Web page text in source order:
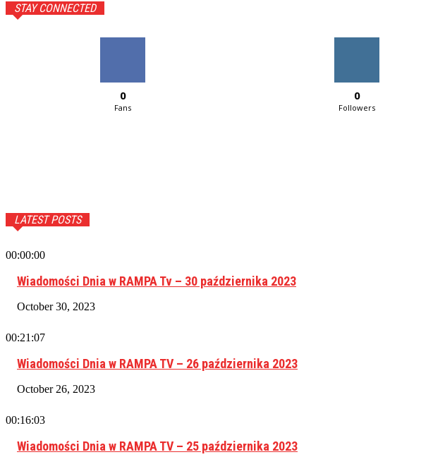
STAY CONNECTED
0
Fans
0
Followers
LATEST POSTS
00:00:00
Wiadomości Dnia w RAMPA Tv – 30 października 2023
October 30, 2023
00:21:07
Wiadomości Dnia w RAMPA TV – 26 października 2023
October 26, 2023
00:16:03
Wiadomości Dnia w RAMPA TV – 25 października 2023